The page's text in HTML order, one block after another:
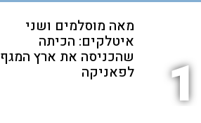
1
מאה מוסלמים ושני
איטלקים: הכיתה
שהכניסה את ארץ המגף
לפאניקה